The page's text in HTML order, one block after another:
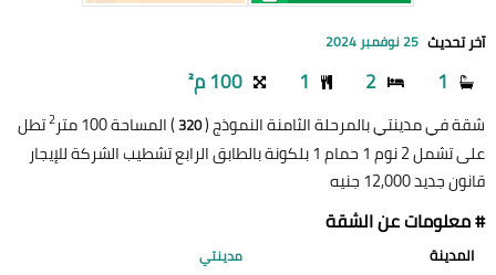
آخر تحديث 25 نوفمبر 2024
1
2
1 100 م²
شقة في مدينتي بالمرحلة الثامنة النموذج (320) المساحة 100 متر 2تطل
على تشمل 2 نوم 1 حمام 1 بلكونة بالطابق الرابع تشطيب الشركة للإيجار
قانون جديد 12,000 جنيه
# معلومات عن الشقة
المدينة مدينتي